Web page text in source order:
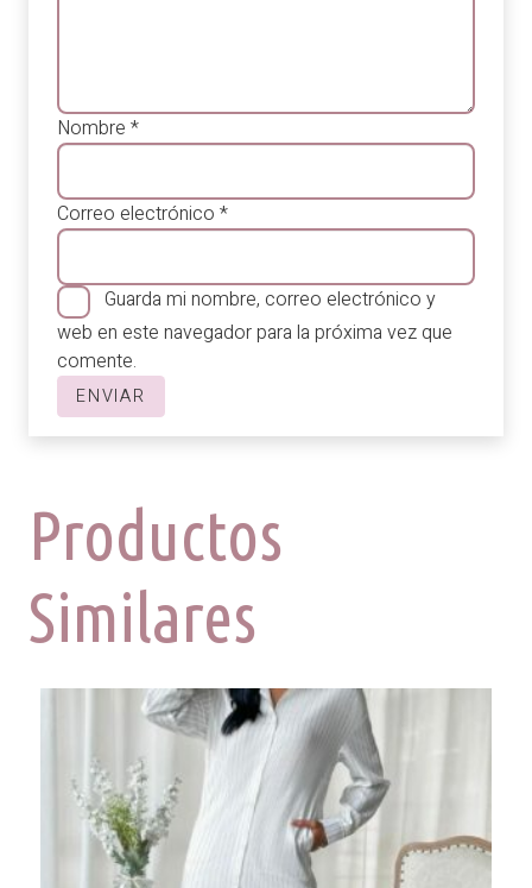
Nombre *
Correo electrónico *
Guarda mi nombre, correo electrónico y
web en este navegador para la próxima vez que
comente.
Productos
Similares